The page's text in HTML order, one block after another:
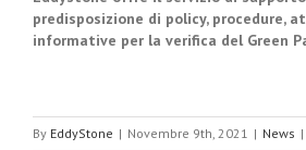
predisposizione di policy, procedure,
informative per la verifica del Green
By EddyStone | Novembre 9th, 2021 | News |